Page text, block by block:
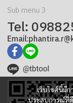
เว็บไซต์นี้มี
ประสบการณ์ที่ดี
Sub menu 3
Tel:
@tbtool